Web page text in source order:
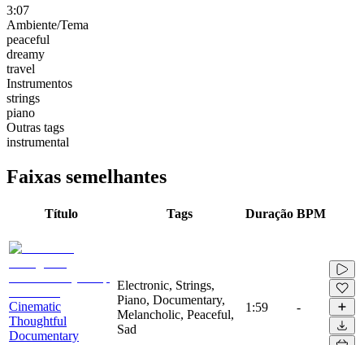
3:07
Ambiente/Tema
peaceful
dreamy
travel
Instrumentos
strings
piano
Outras tags
instrumental
Faixas semelhantes
Título Tags Duração BPM
Cinematic
Thoughtful
Documentary
Electronic, Strings,
Piano, Documentary,
Melancholic, Peaceful,
Sad
1:59 -